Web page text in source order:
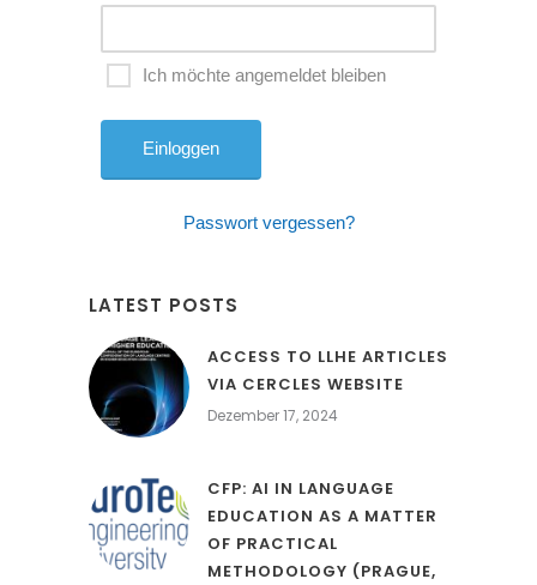
Ich möchte angemeldet bleiben
Passwort vergessen?
LATEST POSTS
ACCESS TO LLHE ARTICLES
VIA CERCLES WEBSITE
Dezember 17, 2024
CFP: AI IN LANGUAGE
EDUCATION AS A MATTER
OF PRACTICAL
METHODOLOGY (PRAGUE,